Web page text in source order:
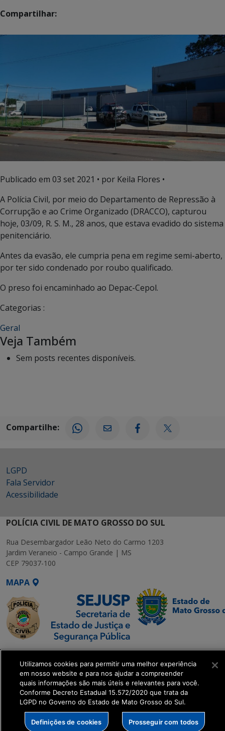
Compartilhar:
Publicado em 03 set 2021 • por Keila Flores •
A Polícia Civil, por meio do Departamento de Repressão à
Corrupção e ao Crime Organizado (DRACCO), capturou
hoje, 03/09, R. S. M., 28 anos, que estava evadido do sistema
penitenciário.
Antes da evasão, ele cumpria pena em regime semi-aberto,
por ter sido condenado por roubo qualificado.
O preso foi encaminhado ao Depac-Cepol.
Categorias :
Geral
Veja Também
Sem posts recentes disponíveis.
Compartilhe:
LGPD
Fala Servidor
Acessibilidade
POLÍCIA CIVIL DE MATO GROSSO DO SUL
Rua Desembargador Leão Neto do Carmo 1203
Jardim Veraneio - Campo Grande | MS
CEP 79037-100
MAPA
Executiva de
Transformação Digital
get_footer();
Utilizamos cookies para permitir uma melhor experiência
em nosso website e para nos ajudar a compreender
quais informações são mais úteis e relevantes para você.
Conforme Decreto Estadual 15.572/2020 que trata da
LGPD no Governo do Estado de Mato Grosso do Sul.
Definições de cookies Prosseguir com todos